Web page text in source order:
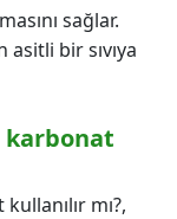
sağlar.
bir sıvıya
karbonat
mı?,